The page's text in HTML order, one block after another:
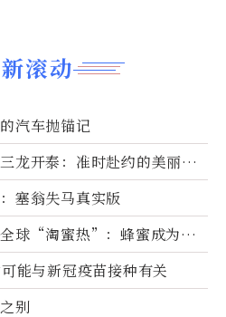
滚动
汽车抛锚记
三龙开泰：准时赴约的美丽震
塞翁失马真实版
球“淘蜜热”：蜂蜜成为健
能与新冠疫苗接种有关
别